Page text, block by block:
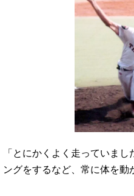
「とにかくよく走っていま
ングをするなど、常に体を動